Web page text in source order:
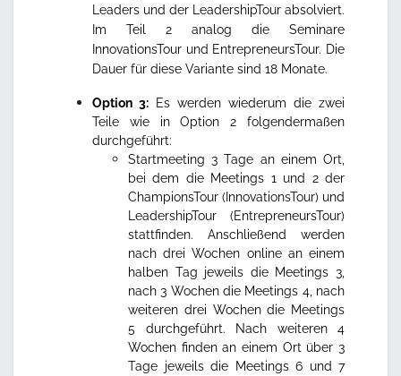
Leaders und der LeadershipTour absolviert.
Im Teil 2 analog die Seminare
InnovationsTour und EntrepreneursTour. Die
Dauer für diese Variante sind 18 Monate.
Option 3: Es werden wiederum die zwei
Teile wie in Option 2 folgendermaßen
durchgeführt:
Startmeeting 3 Tage an einem Ort,
bei dem die Meetings 1 und 2 der
ChampionsTour (InnovationsTour) und
LeadershipTour (EntrepreneursTour)
stattfinden. Anschließend werden
nach drei Wochen online an einem
halben Tag jeweils die Meetings 3,
nach 3 Wochen die Meetings 4, nach
weiteren drei Wochen die Meetings
5 durchgeführt. Nach weiteren 4
Wochen finden an einem Ort über 3
Tage jeweils die Meetings 6 und 7